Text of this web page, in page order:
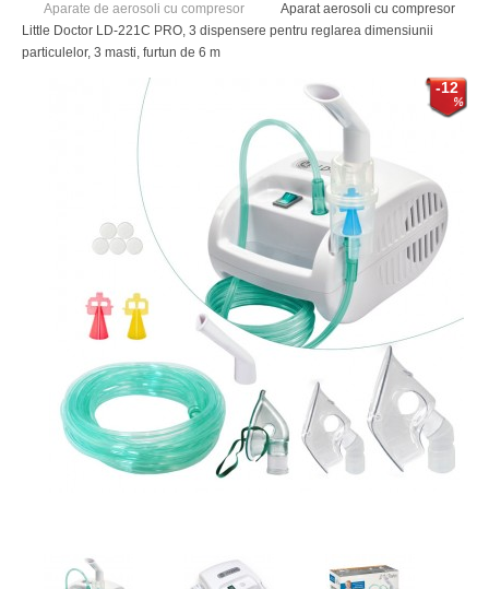
Aparate de aerosoli cu compresor
Aparat aerosoli cu compresor
Little Doctor LD-221C PRO, 3 dispensere pentru reglarea dimensiunii
particulelor, 3 masti, furtun de 6 m
-12